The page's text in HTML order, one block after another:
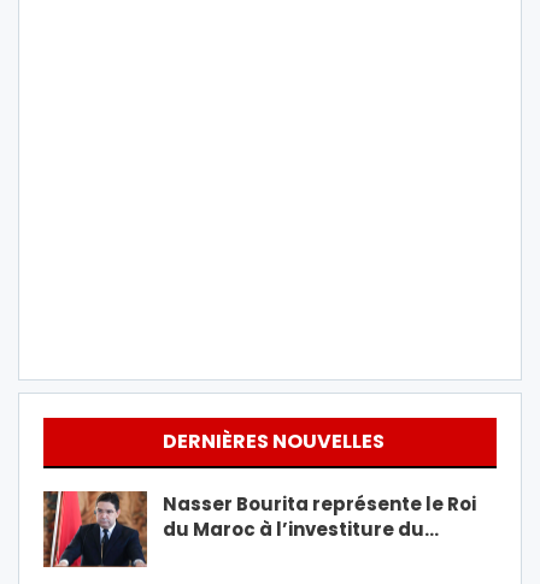
DERNIÈRES NOUVELLES
Nasser Bourita représente le Roi
du Maroc à l’investiture du…